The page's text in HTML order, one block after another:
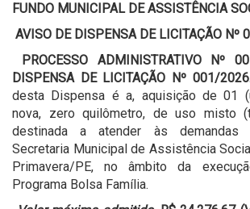
FUNDO MUNICIPAL DE ASSISTÊNCIA
AVISO DE DISPENSA DE LICITAÇÃO
PROCESSO ADMINISTRATIVO Nº
DISPENSA DE LICITAÇÃO Nº 001/
desta Dispensa é a, aquisição de 01
nova, zero quilômetro, de uso misto
destinada a atender às demandas
Secretaria Municipal de Assistência
Primavera/PE, no âmbito da
Programa Bolsa Família.